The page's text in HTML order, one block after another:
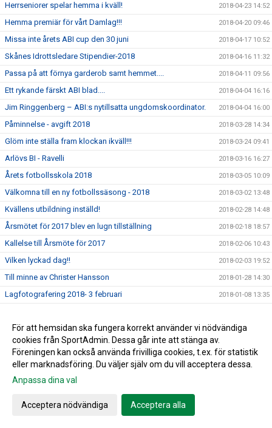
Herrseniorer spelar hemma i kväll! 2018-04-23 14:52
Hemma premiär för vårt Damlag!!! 2018-04-20 09:46
Missa inte årets ABI cup den 30 juni 2018-04-17 10:52
Skånes Idrottsledare Stipendier-2018 2018-04-16 11:32
Passa på att förnya garderob samt hemmet.... 2018-04-11 09:56
Ett rykande färskt ABI blad.... 2018-04-04 16:16
Jim Ringgenberg – ABI:s nytillsatta ungdomskoordinator. 2018-04-04 16:00
Påminnelse - avgift 2018 2018-03-28 14:34
Glöm inte ställa fram klockan ikväll!!! 2018-03-24 09:41
Arlövs BI - Ravelli 2018-03-16 16:27
Årets fotbollsskola 2018 2018-03-05 10:09
Välkomna till en ny fotbollssäsong - 2018 2018-03-02 13:48
Kvällens utbildning inställd! 2018-02-28 14:48
Årsmötet för 2017 blev en lugn tillställning 2018-02-18 18:57
Kallelse till Årsmöte för 2017 2018-02-06 10:43
Vilken lyckad dag!! 2018-02-03 19:52
Till minne av Christer Hansson 2018-01-28 14:30
Lagfotografering 2018- 3 februari 2018-01-08 13:35
Nyårsbingo - Köp era lotter av Arlövs BI 2017-12-27 11:04
Skånecupen startar Idag!!! 2017-12-26 12:10
Årets Julhälsning 2017-12-19 14:59
Bingolottos uppesittarekväll 23/12
December dragningen för medlemslotteriet
MFFs Sommarakademi-Dax att anmäla sig!
För att hemsidan ska fungera korrekt använder vi nödvändiga
cookies från SportAdmin. Dessa går inte att stänga av.
Föreningen kan också använda frivilliga cookies, t.ex. för statistik
eller marknadsföring. Du väljer själv om du vill acceptera dessa.
Anpassa dina val
Acceptera nödvändiga Acceptera alla